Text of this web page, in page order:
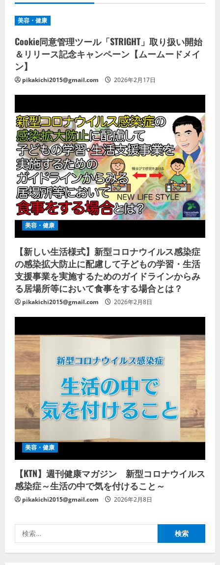
美容・健康
Cookie同意管理ツール「STRIGHT」取り扱い開始
＆リリース記念キャンペーン【ムームードメイ
ン】
pikakichi2015@gmail.com 2026年2月17日
美容・健康
【新しい生活様式】新型コロナウイルス感染症
の感染拡大防止に配慮して子どもの学習・生活
支援事業を実施するためのガイドラインからみ
る居場所等において食事をする場合とは？
pikakichi2015@gmail.com 2026年2月8日
美容・健康
【KTN】週刊健康マガジン 新型コロナウイルス
感染症～生活の中で気を付けること～
pikakichi2015@gmail.com 2026年2月8日
索: